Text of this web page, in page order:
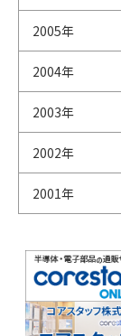
2005年
2004年
2003年
2002年
2001年